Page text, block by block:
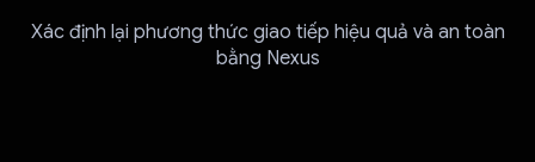
Xác định lại phương thức giao tiếp hiệu quả và an toàn
bằng Nexus